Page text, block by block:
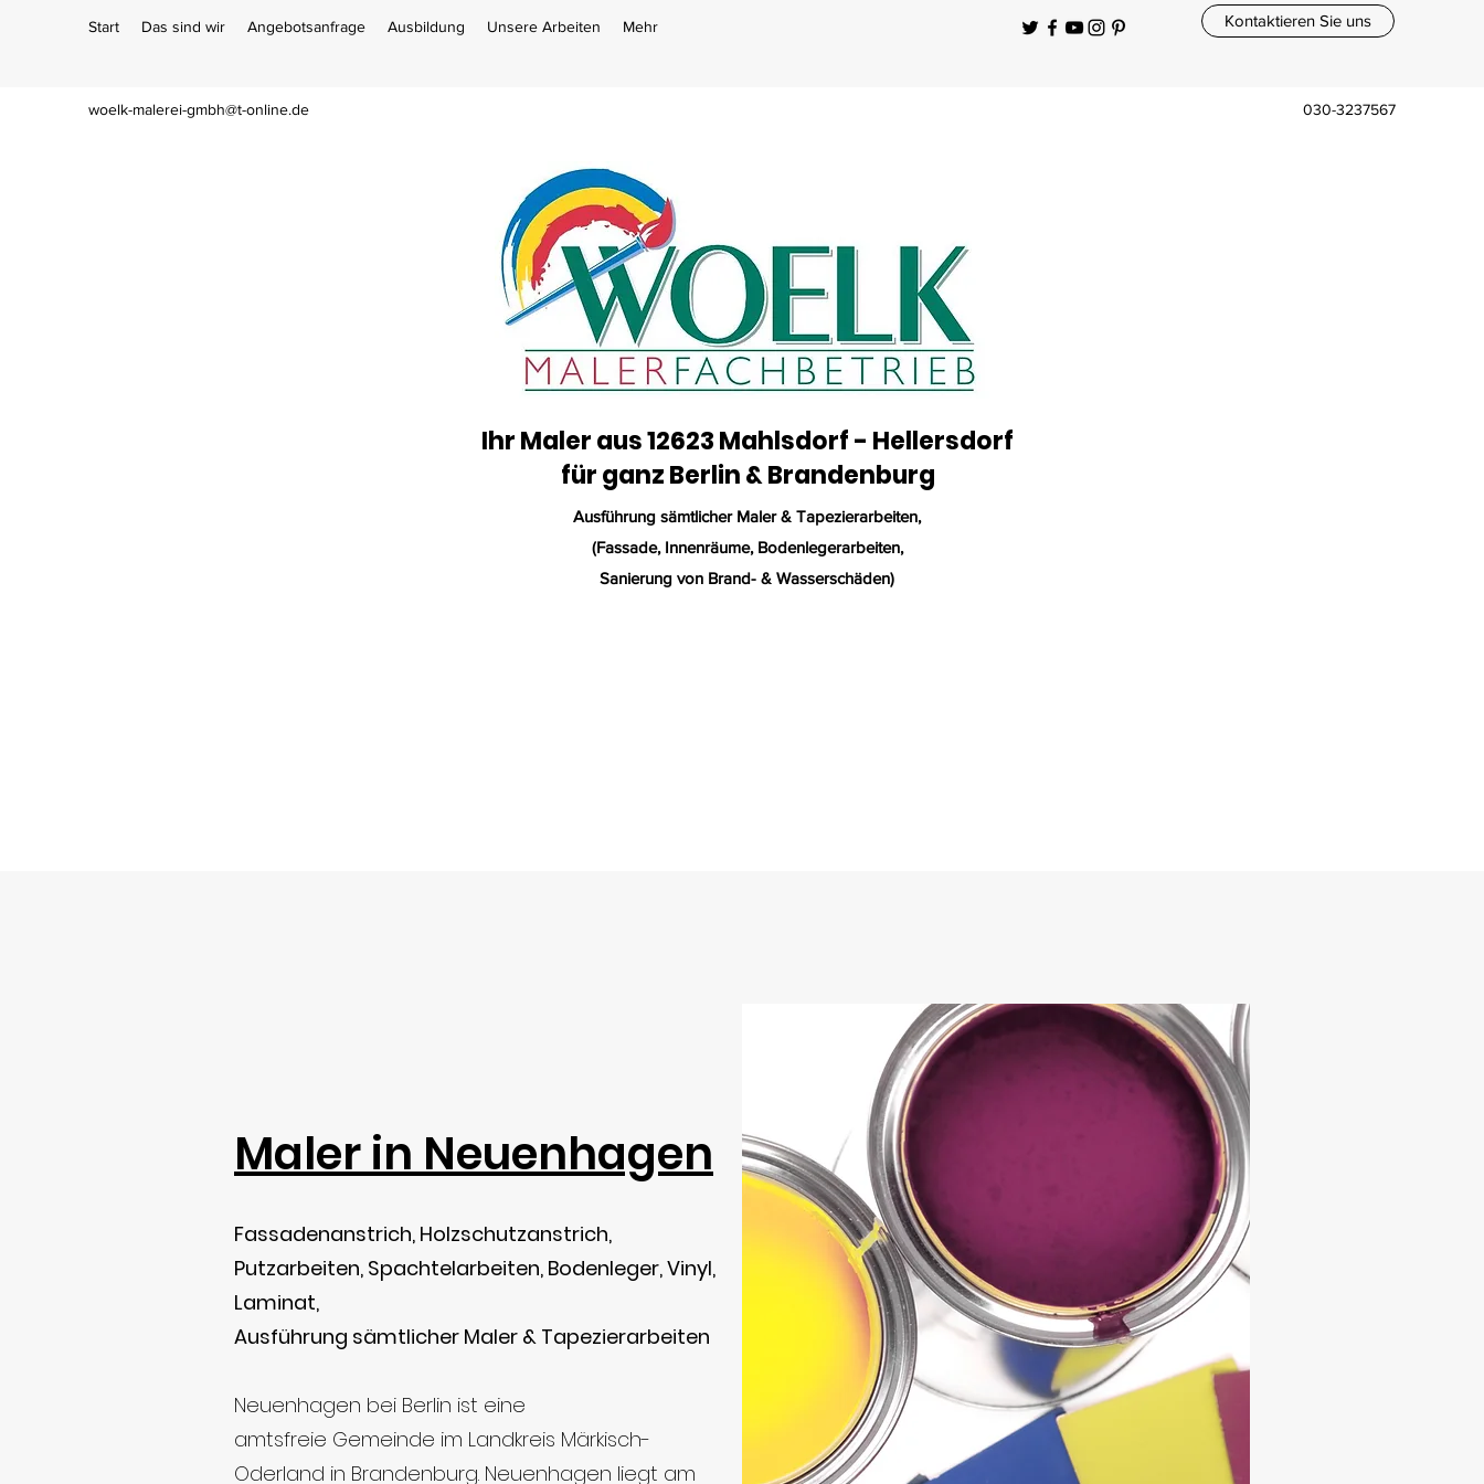
Start Das sind wir Angebotsanfrage Ausbildung Unsere Arbeiten Mehr Kontaktieren Sie uns
woelk-malerei-gmbh@t-online.de 030-3237567
Ihr Maler aus 12623 Mahlsdorf - Hellersdorf
für ganz Berlin & Brandenburg
Ausführung sämtlicher Maler & Tapezierarbeiten,
(Fassade, Innenräume, Bodenlegerarbeiten,
Sanierung von Brand- & Wasserschäden)
Maler in Neuenhagen
Fassadenanstrich, Holzschutzanstrich,
Putzarbeiten, Spachtelarbeiten, Bodenleger, Vinyl,
Laminat,
Ausführung sämtlicher Maler & Tapezierarbeiten
Neuenhagen bei Berlin ist eine
amtsfreie Gemeinde im Landkreis Märkisch-
Oderland in Brandenburg. Neuenhagen liegt am